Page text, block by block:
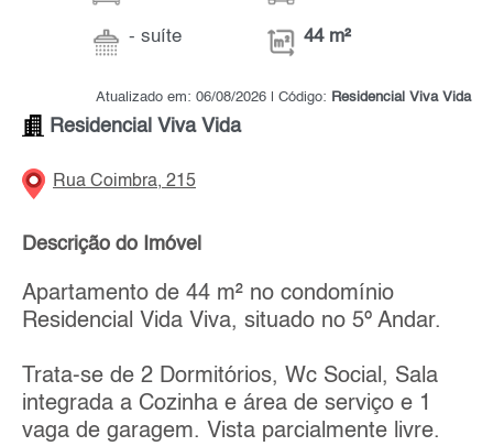
- suíte 44 m²
Atualizado em: 06/08/2026 | Código: Residencial Viva Vida
Residencial Viva Vida
Rua Coimbra, 215
Descrição do Imóvel
Apartamento de 44 m² no condomínio
Residencial Vida Viva, situado no 5º Andar.
Trata-se de 2 Dormitórios, Wc Social, Sala
integrada a Cozinha e área de serviço e 1
vaga de garagem. Vista parcialmente livre.